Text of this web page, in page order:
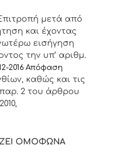
μετά από
και έχοντας
εισήγηση
την υπ’ αριθμ.
2016 Απόφαση
καθώς και τις
2 του άρθρου
ΟΜΟΦΩΝΑ